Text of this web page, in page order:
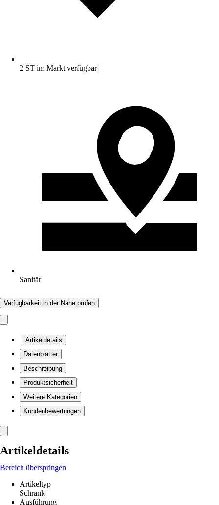
2 ST im Markt verfügbar
Sanitär
Verfügbarkeit in der Nähe prüfen
Artikeldetails
Datenblätter
Beschreibung
Produktsicherheit
Weitere Kategorien
Kundenbewertungen
Artikeldetails
Bereich überspringen
Artikeltyp
Schrank
Ausführung